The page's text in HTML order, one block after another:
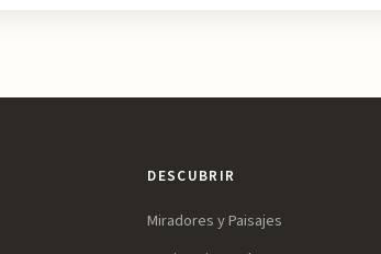
DESCUBRIR
Miradores y Paisajes